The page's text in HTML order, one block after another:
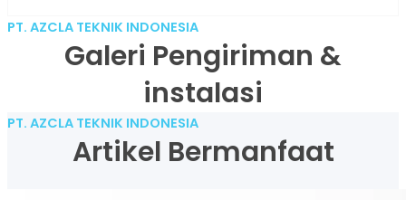
PT. AZCLA TEKNIK INDONESIA
Galeri Pengiriman &
instalasi
PT. AZCLA TEKNIK INDONESIA
Artikel Bermanfaat